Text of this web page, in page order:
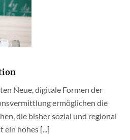
Neue, digitale Formen der
ermöglichen die
die bisher sozial und regional
ein hohes [...]